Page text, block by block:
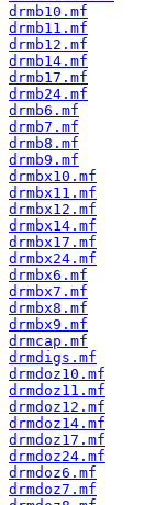
drmb10.mf
drmb11.mf
drmb12.mf
drmb14.mf
drmb17.mf
drmb24.mf
drmb6.mf
drmb7.mf
drmb8.mf
drmb9.mf
drmbx10.mf
drmbx11.mf
drmbx12.mf
drmbx14.mf
drmbx17.mf
drmbx24.mf
drmbx6.mf
drmbx7.mf
drmbx8.mf
drmbx9.mf
drmcap.mf
drmdigs.mf
drmdoz10.mf
drmdoz11.mf
drmdoz12.mf
drmdoz14.mf
drmdoz17.mf
drmdoz24.mf
drmdoz6.mf
drmdoz7.mf